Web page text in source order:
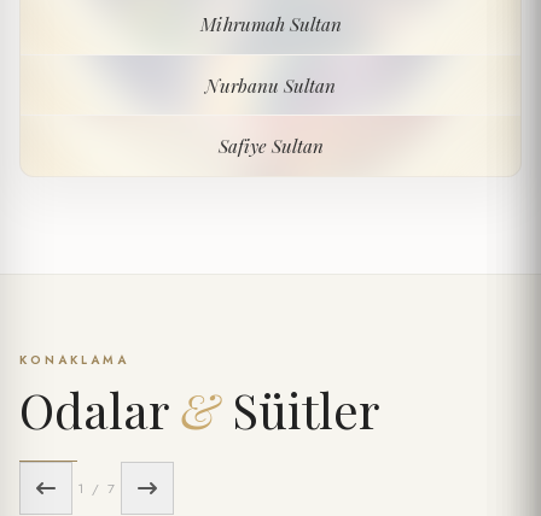
Mihrumah Sultan
Mihrumah Sultan
Nurbanu Sultan
Nurbanu Sultan
Safiye Sultan
Safiye Sultan
KONAKLAMA
Odalar&Süitler
1 / 7